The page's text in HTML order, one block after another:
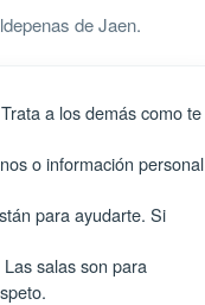
de Jaen.
a los demás como te
o información personal
para ayudarte. Si
Las salas son para